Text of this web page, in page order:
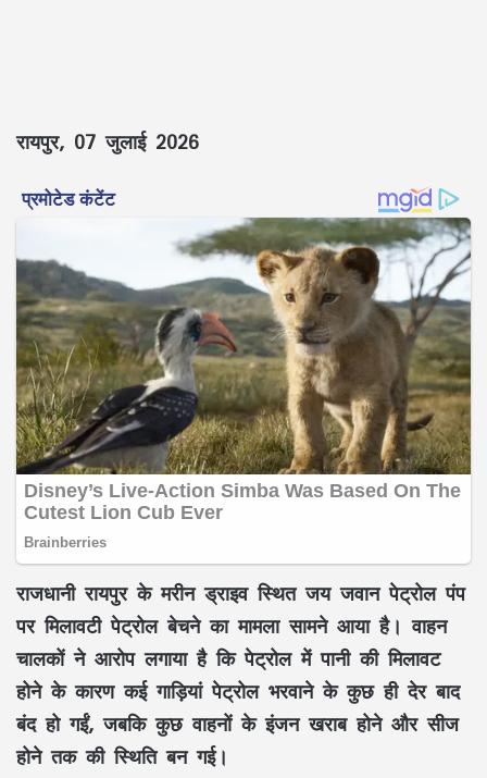
रायपुर, 07 जुलाई 2026
राजधानी रायपुर के मरीन ड्राइव स्थितजय जवान पेट्रोल पंप
पर मिलावटी पेट्रोल बेचने का मामला सामने आया है। वाहन
चालकों ने आरोप लगाया है कि पेट्रोल में पानी की मिलावट
होने के कारण कई गाड़ियां पेट्रोल भरवाने के कुछ ही देर बाद
बंद हो गईं, जबकि कुछ वाहनों के इंजन खराब होने और सीज
होने तक की स्थिति बन गई।